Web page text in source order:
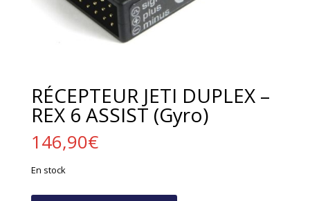
RÉCEPTEUR JETI DUPLEX –
REX 6 ASSIST (Gyro)
146,90€
En stock